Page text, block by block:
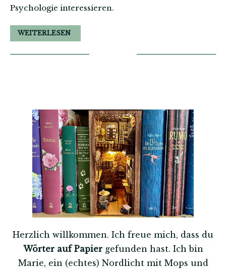
Psychologie interessieren.
WEITERLESEN
Herzlich willkommen. Ich freue mich, dass du
Wörter auf Papiergefunden hast. Ich bin
Marie, ein (echtes) Nordlicht mit Mops und